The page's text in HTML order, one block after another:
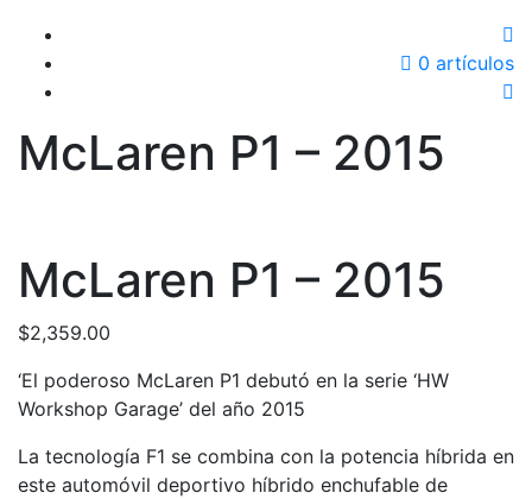
0 artículos
McLaren P1 – 2015
McLaren P1 – 2015
$2,359.00
‘El poderoso McLaren P1 debutó en la serie ‘HW
Workshop Garage’ del año 2015
La tecnología F1 se combina con la potencia híbrida en
este automóvil deportivo híbrido enchufable de